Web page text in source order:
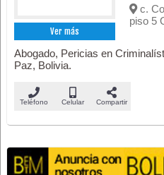
Ver más
c.
piso 5
Abogado, Pericias en
Paz, Bolivia.
Teléfono Celular Compartir